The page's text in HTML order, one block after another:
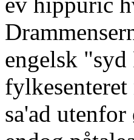
engelsk
sa'ad